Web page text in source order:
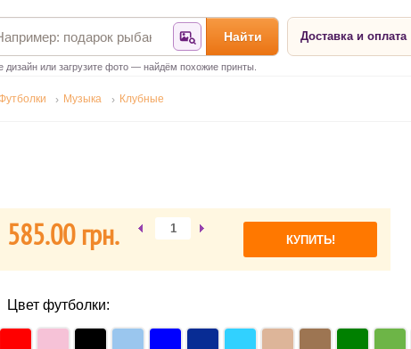
Найти по фотографии
Найти
дизайн или загрузите фото — найдём похожие принты.
Доставка и оплата
Музыка Клубные
585.00 грн.
Цвет футболки: